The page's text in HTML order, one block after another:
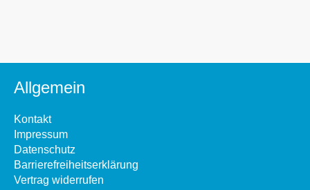
Allgemein
Kontakt
Impressum
Datenschutz
Barrierefreiheitserklärung
Vertrag widerrufen